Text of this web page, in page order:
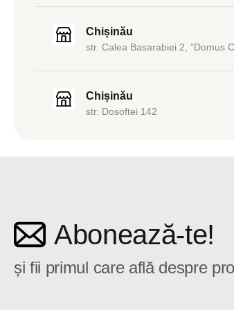
Chișinău
str. Calea Basarabiei 2, ”Domus
Chișinău
str. Dosoftei 142
Abonează-te!
și fii primul care află despre